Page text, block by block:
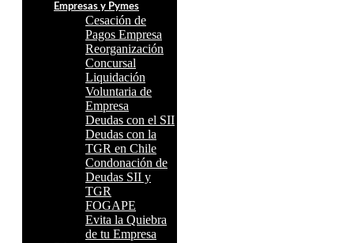
Empresas y Pymes
Cesación de
Pagos Empresa
Reorganización
Concursal
Liquidación
Voluntaria de
Empresa
Deudas con el SII
Deudas con la
TGR en Chile
Condonación de
Deudas SII y
TGR
FOGAPE
Evita la Quiebra
de tu Empresa